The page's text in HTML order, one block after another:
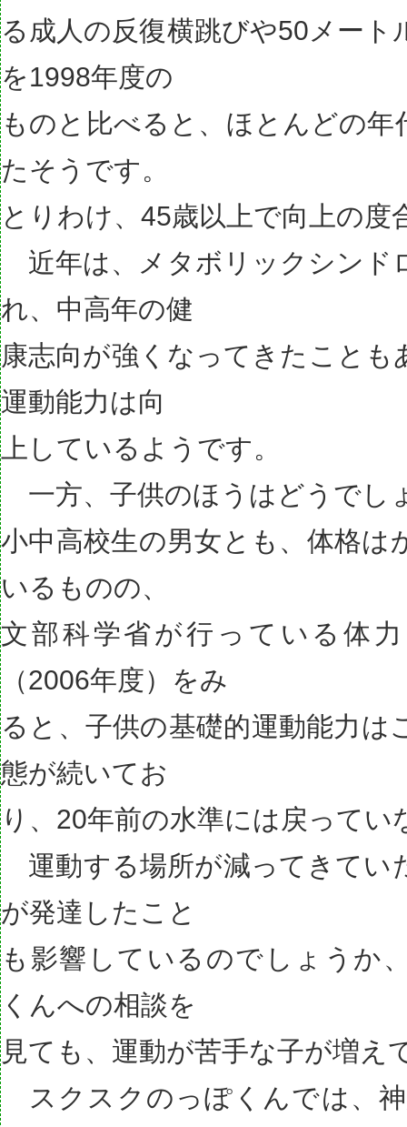
る成人の反復横跳びや50メート
を1998年度の
ものと比べると、ほとんどの年
たそうです。
とりわけ、45歳以上で向上の度
近年は、メタボリックシンド
れ、中高年の健
康志向が強くなってきたことも
運動能力は向
上しているようです。
一方、子供のほうはどうでし
小中高校生の男女とも、体格は
いるものの、
文部科学省が行っている体
（2006年度）をみ
ると、子供の基礎的運動能力は
態が続いてお
り、20年前の水準には戻ってい
運動する場所が減ってきてい
が発達したこと
も影響しているのでしょうか
くんへの相談を
見ても、運動が苦手な子が増え
スクスクのっぽくんでは、